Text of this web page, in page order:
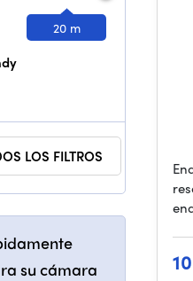
20 m
LOS FILTROS
su cámara